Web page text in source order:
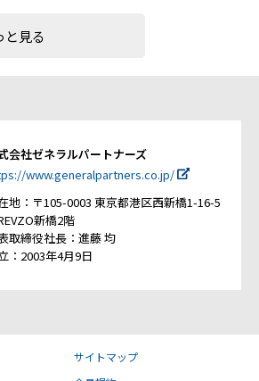
と見る
会社ゼネラルパートナーズ
www.generalpartners.co.jp/
地：〒105-0003 東京都港区西新橋1-16-5
新橋2階
取締役社長：進藤 均
：2003年4月9日
サイトマップ